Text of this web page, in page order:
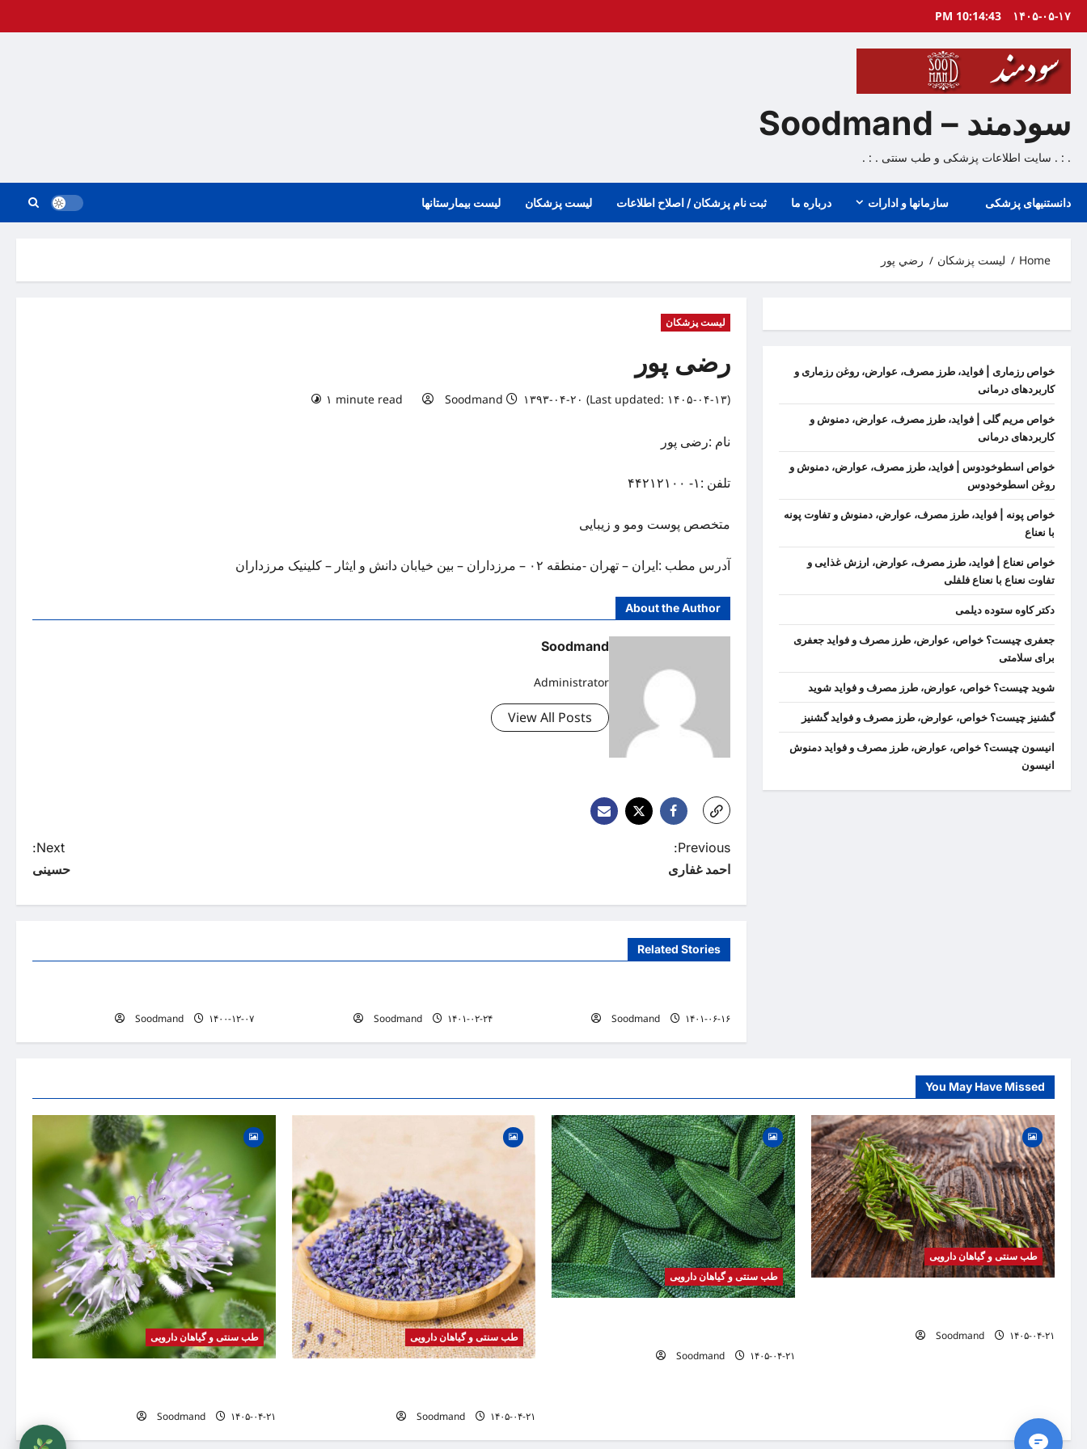
Skip
content
۱۴۰۵-۰۵-۱۷ 10:14:44 PM
سودمند – Soodmand
. : . سایت اطلاعات پزشکی و طب سنتی . : .
دانستنیهای پزشکی سازمانها و ادارات درباره ما ثبت نام پزشکان / اصلاح اطلاعات لیست پزشکان لیست بیمارستانها
Home لیست پزشکان رضي پور
لیست پزشکان
رضی پور
Soodmand ۱۳۹۳-۰۴-۲۰ (Last updated: ۱۴۰۵-۰۴-۱۳) ۱ minute read
نام :رضی پور
تلفن :۱- ۴۴۲۱۲۱۰۰
متخصص پوست ومو و زیبایی
آدرس مطب :ایران – تهران -منطقه ۰۲ – مرزداران – بین خیابان دانش و ایثار – کلینیک مرزداران
About the Author
Soodmand
Administrator
View All Posts
P
o
s
t
n
v
a
t
i
o
n
Previous:
احمد غفاری
Next:
حسینی
Related Stories
لیست پزشکان
Soodmand
۱۴۰۱-۰۶-۱۶
Soodmand
۱۴۰۱-۰۲-۲۴
Soodmand
۱۴۰۰-۱۲-۰۷
خواص رزماری | فواید، طرز مصرف، عوارض، روغن رزماری و
کاربردهای درمانی
خواص مریم گلی | فواید، طرز مصرف، عوارض، دمنوش و
کاربردهای درمانی
خواص اسطوخودوس | فواید، طرز مصرف، عوارض، دمنوش و
روغن اسطوخودوس
خواص پونه | فواید، طرز مصرف، عوارض، دمنوش و تفاوت پونه
با نعناع
خواص نعناع | فواید، طرز مصرف، عوارض، ارزش غذایی و
تفاوت نعناع با نعناع فلفلی
دکتر کاوه ستوده دیلمی
جعفری چیست؟ خواص، عوارض، طرز مصرف و فواید جعفری
برای سلامتی
شوید چیست؟ خواص، عوارض، طرز مصرف و فواید شوید
گشنیز چیست؟ خواص، عوارض، طرز مصرف و فواید گشنیز
انیسون چیست؟ خواص، عوارض، طرز مصرف و فواید دمنوش
انیسون
You May Have Missed
طب سنتی و گیاهان دارویی
Soodmand
۱۴۰۵-۰۴-۲۱
طب سنتی و گیاهان دارویی
Soodmand
۱۴۰۵-۰۴-۲۱
طب سنتی و گیاهان دارویی
Soodmand
۱۴۰۵-۰۴-۲۱
طب سنتی و گیاهان دارویی
Soodmand
۱۴۰۵-۰۴-۲۱
گیاه بیماری موضوع